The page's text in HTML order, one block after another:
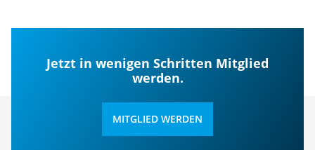
Jetzt in wenigen Schritten Mitglied
werden.
MITGLIED WERDEN